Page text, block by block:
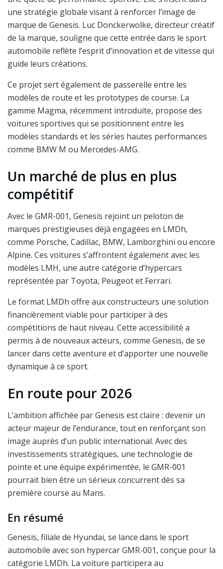
une stratégie globale visant à renforcer l’image de
marque de Genesis. Luc Donckerwolke, directeur créatif
de la marque, souligne que cette entrée dans le sport
automobile reflète l’esprit d’innovation et de vitesse qui
guide leurs créations.
Ce projet sert également de passerelle entre les
modèles de route et les prototypes de course. La
gamme Magma, récemment introduite, propose des
voitures sportives qui se positionnent entre les
modèles standards et les séries hautes performances
comme BMW M ou Mercedes-AMG.
Un marché de plus en plus
compétitif
Avec le GMR-001, Genesis rejoint un peloton de
marques prestigieuses déjà engagées en LMDh,
comme Porsche, Cadillac, BMW, Lamborghini ou encore
Alpine. Ces voitures s’affrontent également avec les
modèles LMH, une autre catégorie d’hypercars
représentée par Toyota, Peugeot et Ferrari.
Le format LMDh offre aux constructeurs une solution
financièrement viable pour participer à des
compétitions de haut niveau. Cette accessibilité a
permis à de nouveaux acteurs, comme Genesis, de se
lancer dans cette aventure et d’apporter une nouvelle
dynamique à ce sport.
En route pour 2026
L’ambition affichée par Genesis est claire : devenir un
acteur majeur de l’endurance, tout en renforçant son
image auprès d’un public international. Avec des
investissements stratégiques, une technologie de
pointe et une équipe expérimentée, le GMR-001
pourrait bien être un sérieux concurrent dès sa
première course au Mans.
En résumé
Genesis, filiale de Hyundai, se lance dans le sport
automobile avec son hypercar GMR-001, conçue pour la
catégorie LMDh. La voiture participera au